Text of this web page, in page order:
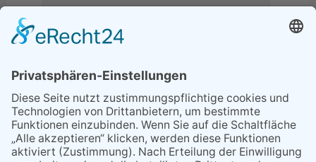
Sperrung B455: Kleiner
Grenzverkehr statt weite Wege
21.04.2026
Wenn Bahn-Computer nicht
miteinander kommunizieren
11.03.2026
"Plakatverbot für überregionale
Demos"